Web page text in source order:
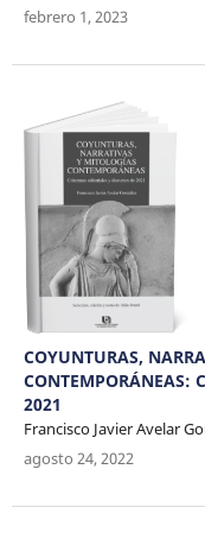
febrero 1, 2023
COYUNTURAS,
2021
Francisco Javier Avelar
agosto 24, 2022